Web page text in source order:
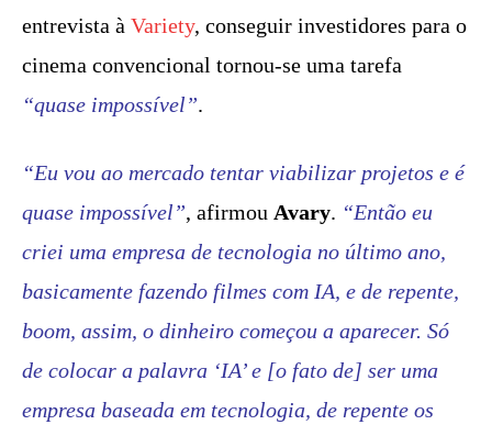
entrevista à Variety, conseguir investidores para o
cinema convencional tornou-se uma tarefa
“quase impossível”.
“Eu vou ao mercado tentar viabilizar projetos e é
quase impossível”, afirmou Avary. “Então eu
criei uma empresa de tecnologia no último ano,
basicamente fazendo filmes com IA, e de repente,
boom, assim, o dinheiro começou a aparecer. Só
de colocar a palavra ‘IA’ e [o fato de] ser uma
empresa baseada em tecnologia, de repente os